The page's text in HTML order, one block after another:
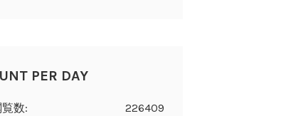
PER DAY
226409
数: